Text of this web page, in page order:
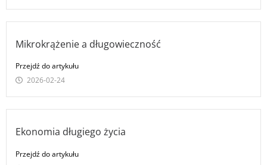
Mikrokrążenie a długowieczność
Przejdź do artykułu
2026-02-24
Ekonomia długiego życia
Przejdź do artykułu